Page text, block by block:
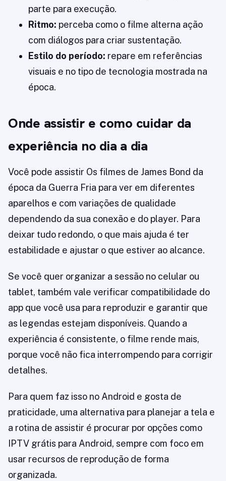
parte para execução.
Ritmo: perceba como o filme alterna ação
com diálogos para criar sustentação.
Estilo do período: repare em referências
visuais e no tipo de tecnologia mostrada na
época.
Onde assistir e como cuidar da
experiência no dia a dia
Você pode assistir Os filmes de James Bond da
época da Guerra Fria para ver em diferentes
aparelhos e com variações de qualidade
dependendo da sua conexão e do player. Para
deixar tudo redondo, o que mais ajuda é ter
estabilidade e ajustar o que estiver ao alcance.
Se você quer organizar a sessão no celular ou
tablet, também vale verificar compatibilidade do
app que você usa para reproduzir e garantir que
as legendas estejam disponíveis. Quando a
experiência é consistente, o filme rende mais,
porque você não fica interrompendo para corrigir
detalhes.
Para quem faz isso no Android e gosta de
praticidade, uma alternativa para planejar a tela e
a rotina de assistir é procurar por opções como
IPTV grátis para Android, sempre com foco em
usar recursos de reprodução de forma
organizada.